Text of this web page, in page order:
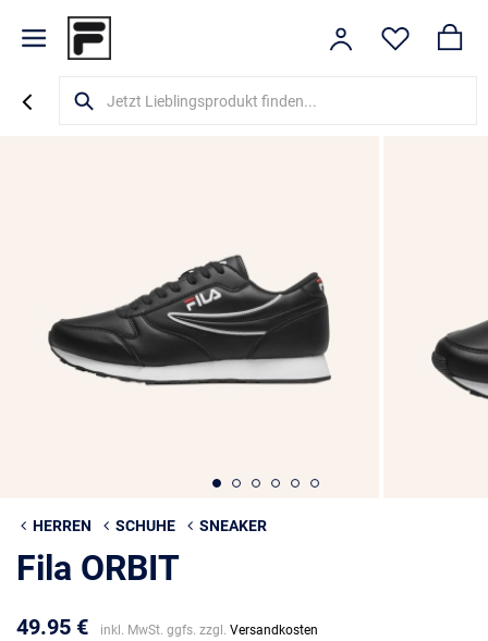
HERREN SCHUHE SNEAKER
Fila ORBIT
49.95 € inkl. MwSt. ggfs. zzgl. Versandkosten